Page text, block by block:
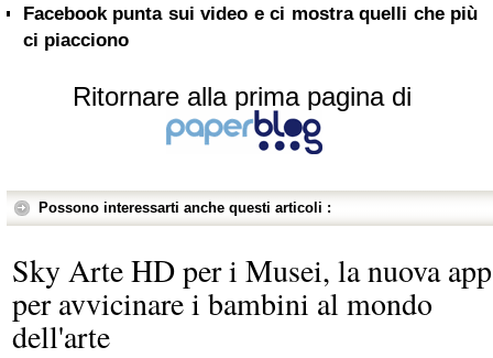
Facebook punta sui video e ci mostra quelli che più
ci piacciono
Ritornare alla prima pagina di
Possono interessarti anche questi articoli :
Sky Arte HD per i Musei, la nuova app
per avvicinare i bambini al mondo
dell'arte